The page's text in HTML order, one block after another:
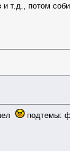
т.д., потом
подтемы: